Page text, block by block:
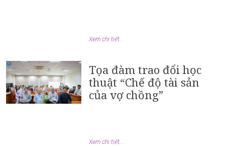
Xem chi tiết...
Tọa đàm trao đổi học
thuật “Chế độ tài sản
của vợ chồng”
Xem chi tiết...